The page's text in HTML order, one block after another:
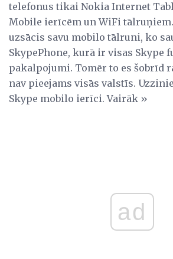
telefonus tikai Nokia Internet
Mobile ierīcēm un WiFi
uzsācis savu mobilo tālruni, ko
SkypePhone, kurā ir visas Skype
pakalpojumi. Tomēr to es šobrīd
nav pieejams visās valstīs.
Skype mobilo ierīci. Vairāk »
ad